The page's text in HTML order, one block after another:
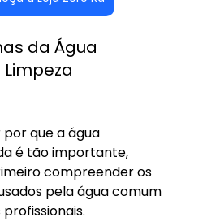
da Água
que a água
é tão importante,
compreender os
pela água comum